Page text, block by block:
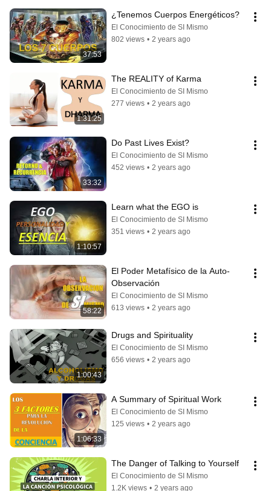
37:53
¿Tenemos Cuerpos Energéticos?
El Conocimiento de SI Mismo
802 views • 2 years ago
1:31:25
The REALITY of Karma
El Conocimiento de SI Mismo
277 views • 2 years ago
33:32
Do Past Lives Exist?
El Conocimiento de SI Mismo
452 views • 2 years ago
1:10:57
Learn what the EGO is
El Conocimiento de SI Mismo
351 views • 2 years ago
58:22
El Poder Metafísico de la Auto-
Observación
El Conocimiento de SI Mismo
613 views • 2 years ago
1:00:43
Drugs and Spirituality
El Conocimiento de SI Mismo
656 views • 2 years ago
1:06:33
A Summary of Spiritual Work
El Conocimiento de SI Mismo
125 views • 2 years ago
The Danger of Talking to Yourself
El Conocimiento de SI Mismo
1.2K views • 2 years ago